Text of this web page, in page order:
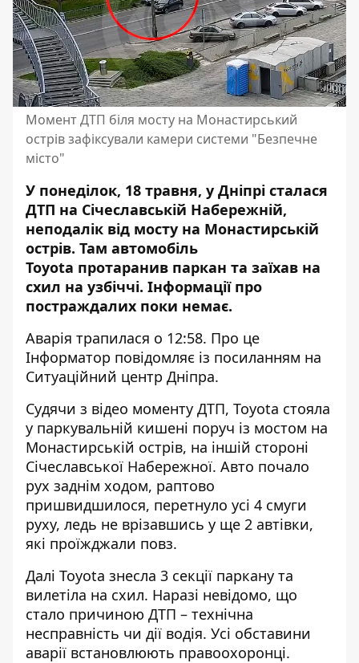
Момент ДТП біля мосту на Монастирський
острів зафіксували камери системи "Безпечне
місто"
У понеділок, 18 травня, у Дніпрі сталася
ДТП на Січеславській Набережній,
неподалік від мосту на Монастирській
острів. Там автомобіль
Toyota протаранив паркан та заїхав на
схил на узбіччі. Інформації про
постраждалих поки немає.
Аварія трапилася о 12:58. Про це
Інформатор повідомляє із посиланням на
Ситуаційний центр Дніпра.
Судячи з відео моменту ДТП, Toyota стояла
у паркувальній кишені поруч із мостом на
Монастирській острів, на іншій стороні
Січеславської Набережної. Авто почало
рух заднім ходом, раптово
пришвидшилося, перетнуло усі 4 смуги
руху, ледь не врізавшись у ще 2 автівки,
які проїжджали повз.
Далі Toyota знесла 3 секції паркану та
вилетіла на схил. Наразі невідомо, що
стало причиною ДТП – технічна
несправність чи дії водія. Усі обставини
аварії встановлюють правоохоронці.